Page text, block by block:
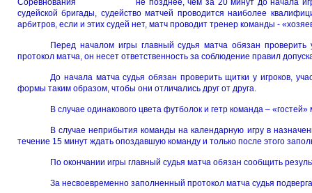
Соревнования не позднее, чем за 20 минут до начала игры. В
судейской бригады, судейство матчей проводится наиболее
арбитров, если и этих судей нет, матч проводит тренер команды -
Перед началом игры главный судья матча обязан
протокол матча, он несет ответственность за соблюдение правил
До начала матча судья обязан проверить щитки у игроков,
формы таким образом, чтобы они отличались друг от друга.
В случае одинакового цвета футболок и гетр команда –
В случае неприбытия команды на календарную игру в
течение 15 минут ждать опоздавшую команду и только после этого
По окончании игры главный судья матча обязан сообщить
За несвоевременно заполненный протокол матча судья